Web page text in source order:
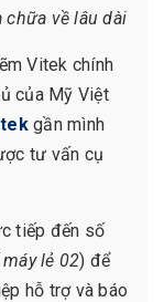
về lâu dài
Vitek chính
của Mỹ Việt
gần mình
tư vấn cụ
tiếp đến số
lẻ 02) để
hỗ trợ và báo